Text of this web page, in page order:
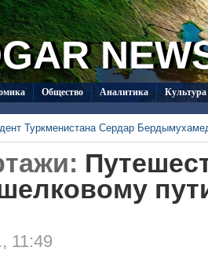
Общество Аналитика
Культура
Туркменистана Сердар
Туркменистана в Душанбе
продолжает развивать
ОБСЕ прибыл с визитом в Туркменистан
20 работ из стран СНГ поступило на
пригласил Ассоциацию «Akhal-
11:49